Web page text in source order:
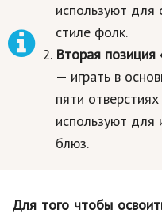
используют для
стиле фолк.
Вторая позиция
— играть в
пяти
используют для
блюз.
Для того чтобы